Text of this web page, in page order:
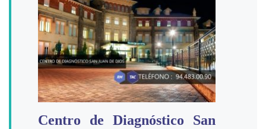
Centro de Diagnóstico San